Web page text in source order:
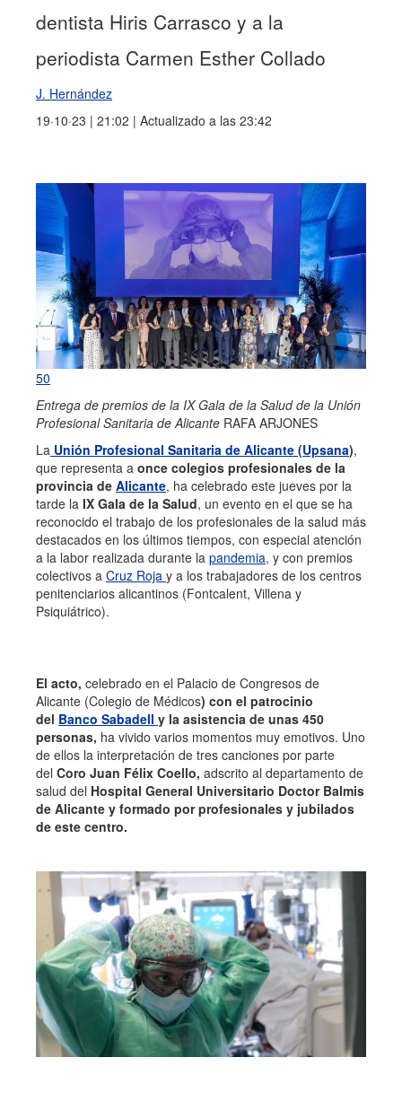
dentista Hiris Carrasco y a la
periodista Carmen Esther Collado
J. Hernández
19·10·23 | 21:02 | Actualizado a las 23:42
50
Entrega de premios de la IX Gala de la Salud de la Unión
Profesional Sanitaria de Alicante RAFA ARJONES
La Unión Profesional Sanitaria de Alicante (Upsana),
que representa a once colegios profesionales de la
provincia de Alicante, ha celebrado este jueves por la
tarde la IX Gala de la Salud, un evento en el que se ha
reconocido el trabajo de los profesionales de la salud más
destacados en los últimos tiempos, con especial atención
a la labor realizada durante la pandemia, y con premios
colectivos a Cruz Roja y a los trabajadores de los centros
penitenciarios alicantinos (Fontcalent, Villena y
Psiquiátrico).
El acto, celebrado en el Palacio de Congresos de
Alicante (Colegio de Médicos) con el patrocinio
del Banco Sabadell y la asistencia de unas 450
personas, ha vivido varios momentos muy emotivos. Uno
de ellos la interpretación de tres canciones por parte
del Coro Juan Félix Coello, adscrito al departamento de
salud del Hospital General Universitario Doctor Balmis
de Alicante y formado por profesionales y jubilados
de este centro.